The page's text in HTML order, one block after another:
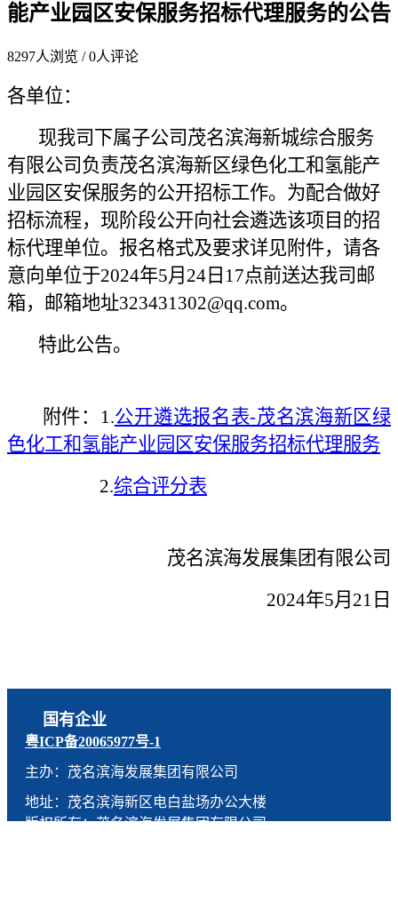
能产业园区安保服务招标代理服务的公告
8297人浏览 /0人评论
各单位：
现我司下属子公司茂名滨海新城综合服务
有限公司负责茂名滨海新区绿色化工和氢能产
业园区安保服务的公开招标工作。为配合做好
招标流程，现阶段公开向社会遴选该项目的招
标代理单位。报名格式及要求详见附件，请各
意向单位于2024年5月24日 17点前送达我司邮
箱，邮箱地址323431302@qq.com。
特此公告。
附件：1.公开遴选报名表-茂名滨海新区绿
色化工和氢能产业园区安保服务招标代理服务
2.综合评分表
茂名滨海发展集团有限公司
2024年5月 21 日
国有企业
粤ICP备20065977号-1
主办：茂名滨海发展集团有限公司
地址：茂名滨海新区电白盐场办公大楼
版权所有：茂名滨海发展集团有限公司